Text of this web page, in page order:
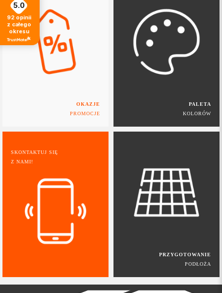
OKAZJE
PROMOCJE
PALETA
KOLORÓW
SKONTAKTUJ SIĘ
Z NAMI!
PRZYGOTOWANIE
PODŁOŻA
5.0
92 opinii
z całego
okresu